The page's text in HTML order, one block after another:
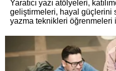
Yaratıcı yazı atölyeleri,
geliştirmeleri, hayal güçlerini
yazma teknikleri öğrenmeleri